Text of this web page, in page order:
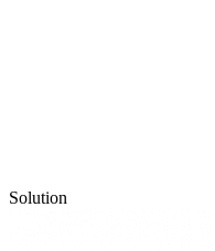
Solution